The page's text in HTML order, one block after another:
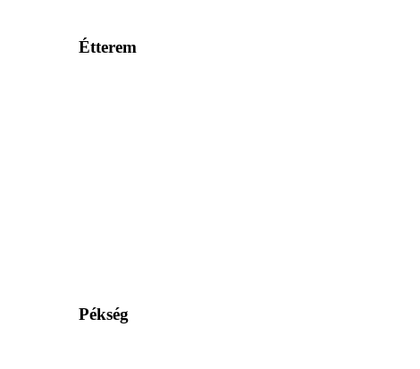
Étterem
Pékség